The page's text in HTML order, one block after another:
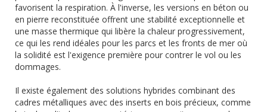
favorisent la respiration. À l'inverse, les versions en béton ou
en pierre reconstituée offrent une stabilité exceptionnelle et
une masse thermique qui libère la chaleur progressivement,
ce qui les rend idéales pour les parcs et les fronts de mer où
la solidité est l'exigence première pour contrer le vol ou les
dommages.
Il existe également des solutions hybrides combinant des
cadres métalliques avec des inserts en bois précieux, comme